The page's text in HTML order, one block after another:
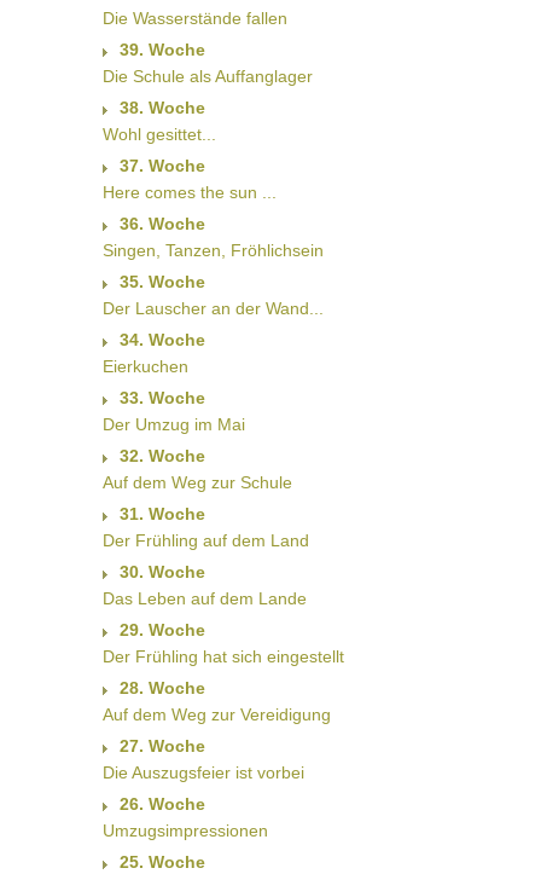
Die Wasserstände fallen
39. Woche
Die Schule als Auffanglager
38. Woche
Wohl gesittet...
37. Woche
Here comes the sun ...
36. Woche
Singen, Tanzen, Fröhlichsein
35. Woche
Der Lauscher an der Wand...
34. Woche
Eierkuchen
33. Woche
Der Umzug im Mai
32. Woche
Auf dem Weg zur Schule
31. Woche
Der Frühling auf dem Land
30. Woche
Das Leben auf dem Lande
29. Woche
Der Frühling hat sich eingestellt
28. Woche
Auf dem Weg zur Vereidigung
27. Woche
Die Auszugsfeier ist vorbei
26. Woche
Umzugsimpressionen
25. Woche